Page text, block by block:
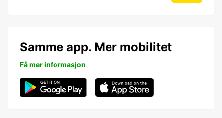
Samme app. Mer mobilitet
Få mer informasjon